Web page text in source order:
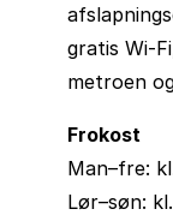
gratis Wi-
metroen
Frokost
Man–fre:
Lør–søn: